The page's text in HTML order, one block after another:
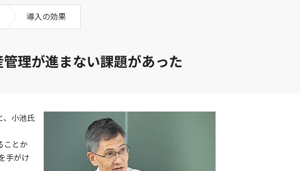
理が進まない課題があった
導入の効果
、小池氏
ことか
手がけ